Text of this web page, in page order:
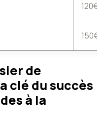
120€
150€
de
clé du succès
à la